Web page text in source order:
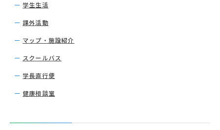
学生生活
課外活動
マップ・施設紹介
スクールバス
学長直行便
健康相談室